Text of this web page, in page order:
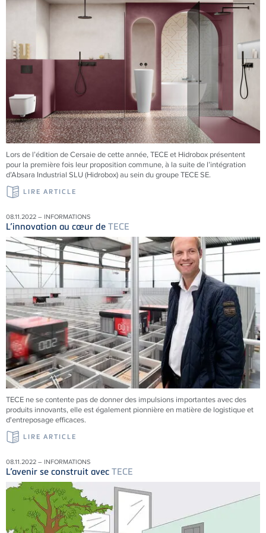
Lors de l’édition de Cersaie de cette année, TECE et Hidrobox présentent
pour la première fois leur proposition commune, à la suite de l’intégration
d’Absara Industrial SLU (Hidrobox) au sein du groupe TECE SE.
LIRE ARTICLE
08.11.2022 – INFORMATIONS
L’innovation au cœur de TECE
TECE ne se contente pas de donner des impulsions importantes avec des
produits innovants, elle est également pionnière en matière de logistique et
d'entreposage efficaces.
LIRE ARTICLE
08.11.2022 – INFORMATIONS
L’avenir se construit avec TECE